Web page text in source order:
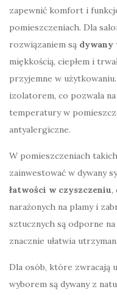
zapewnić komfort i
pomieszczeniach. Dla
rozwiązaniem są dywany
miękkością, ciepłem i
przyjemne w
izolatorem, co pozwala
temperatury w
antyalergiczne.
W pomieszczeniach
zainwestować w dywany
łatwości w czyszczeniu,
narażonych na plamy i
sztucznych są odporne
znacznie ułatwia
Dla osób, które zwracają
wyborem są dywany z